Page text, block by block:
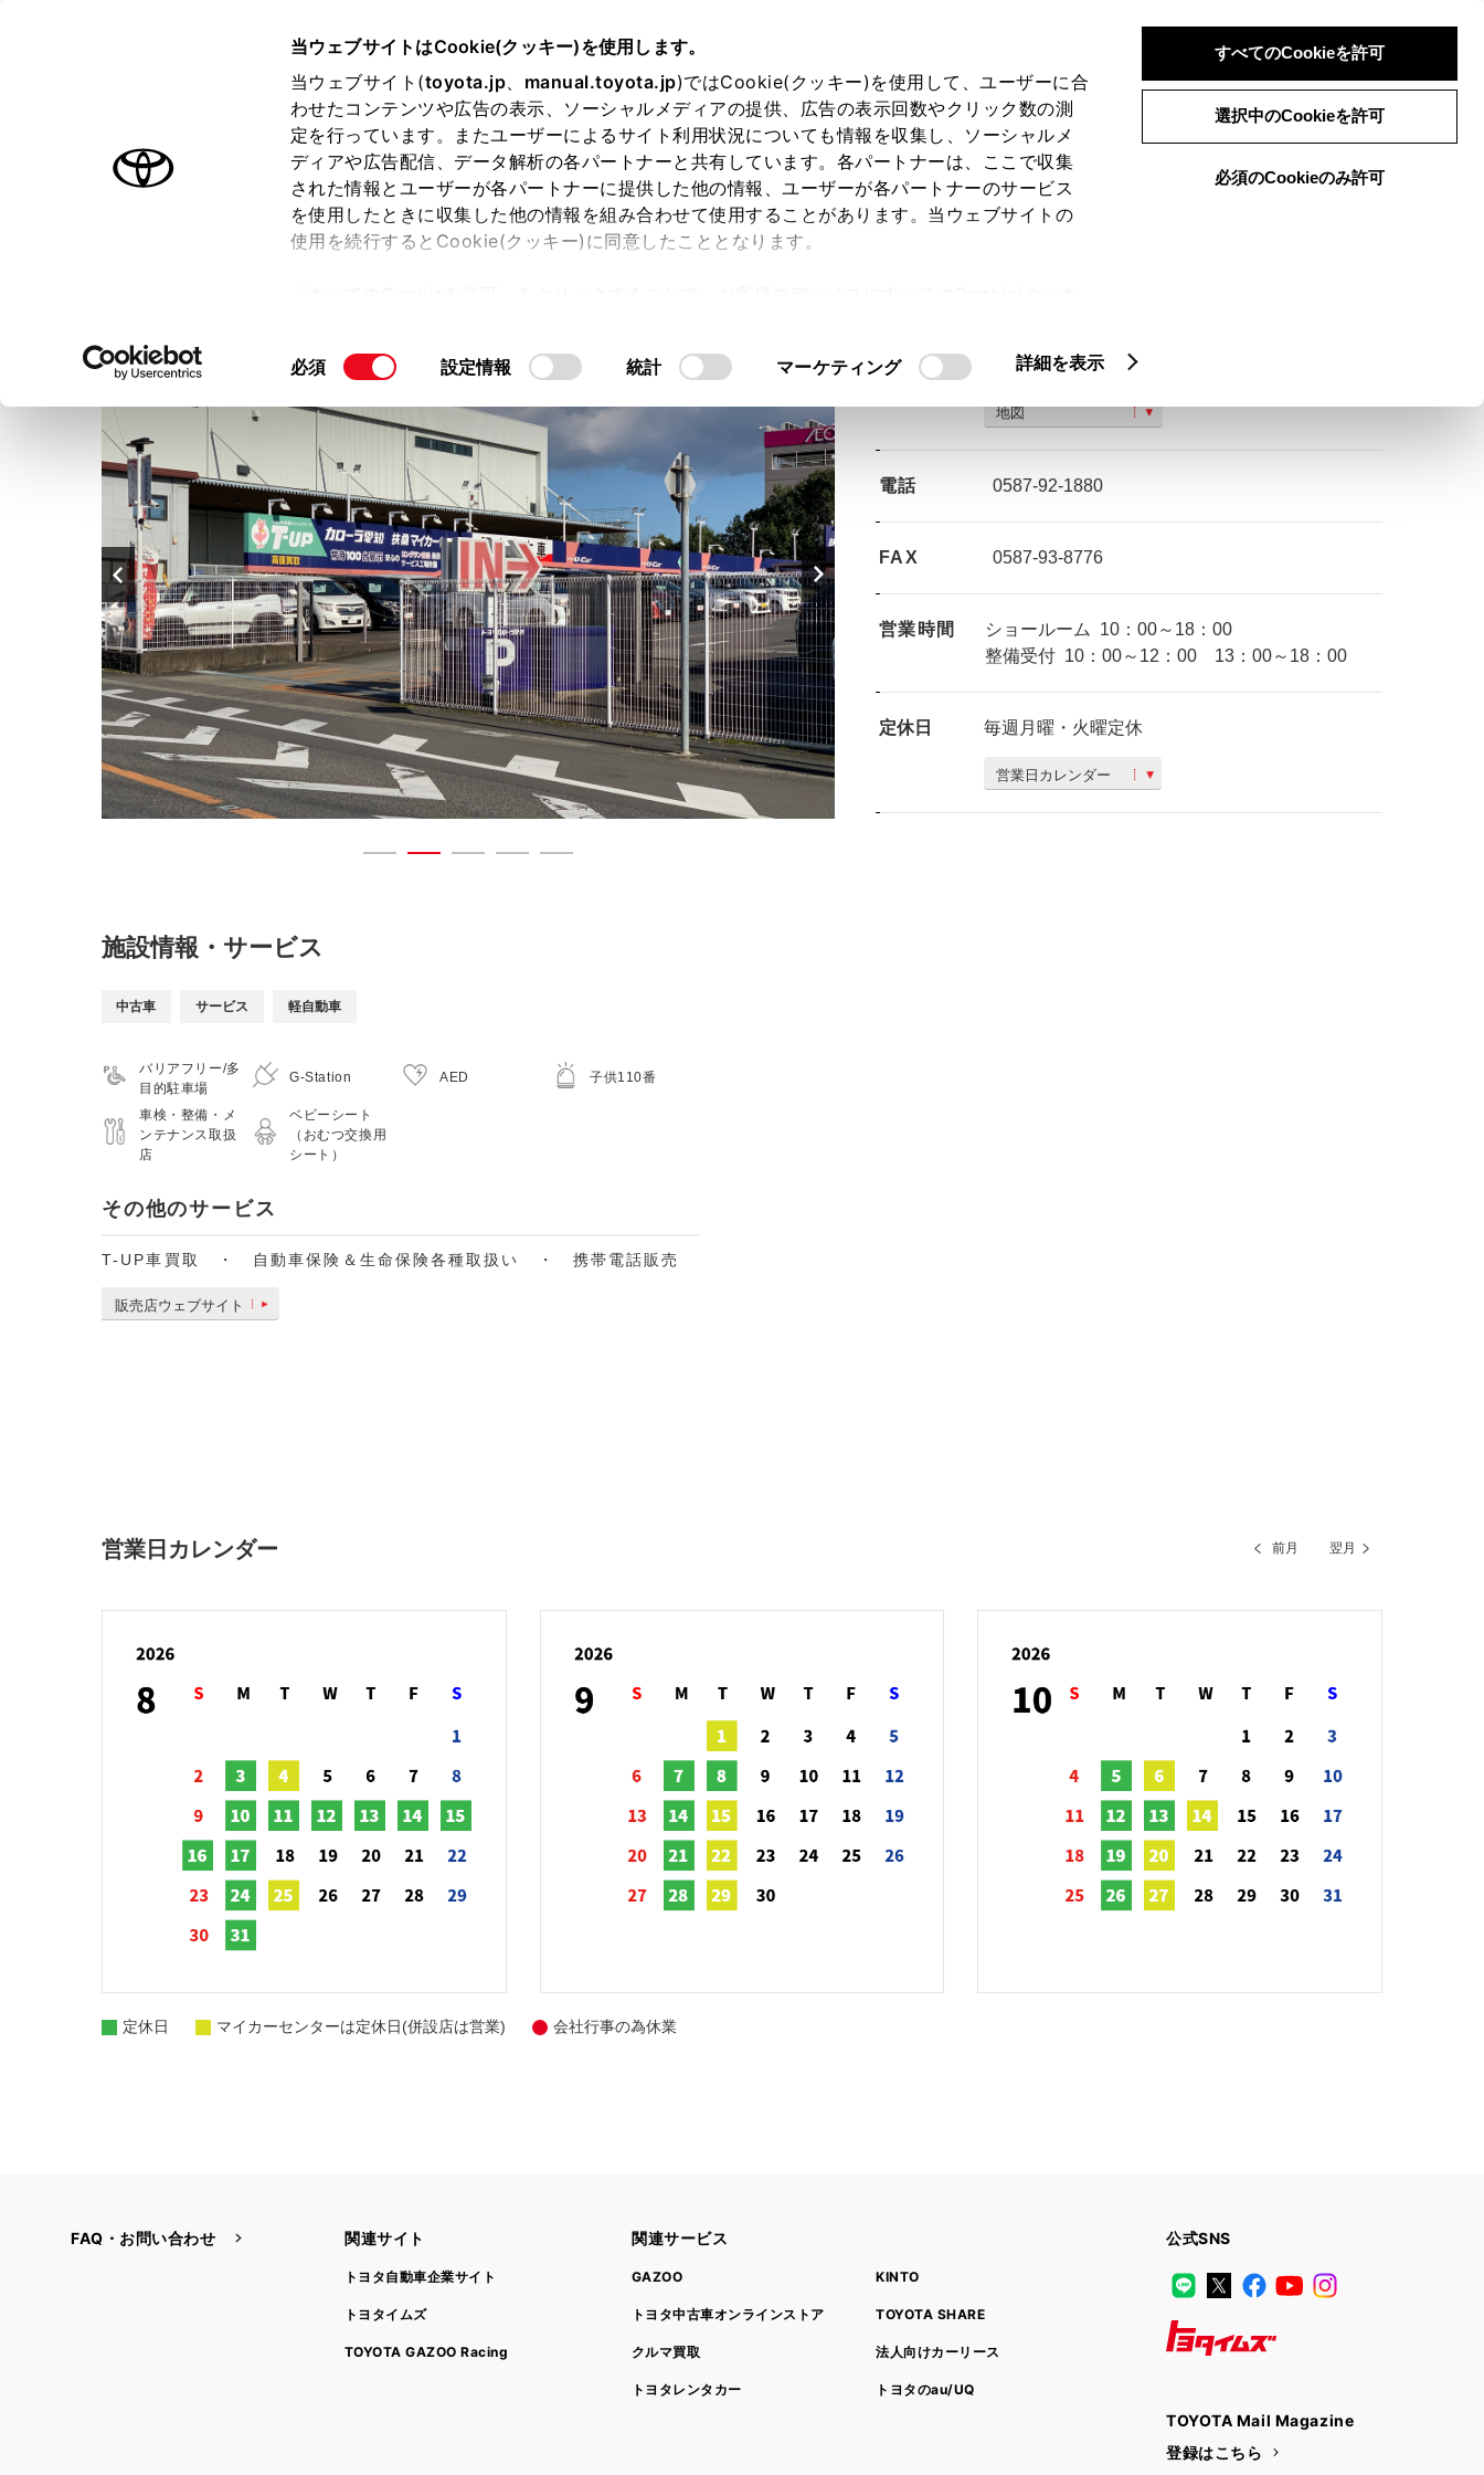
当ウェブサイトはCookie(クッキー)を使用します。
当ウェブサイト(toyota.jp、 manual.toyota.jp)ではCookie(クッキー)を使用して、ユーザーに合
わせたコンテンツや広告の表示、ソーシャルメディアの提供、広告の表示回数やクリック数の測
定を行っています。またユーザーによるサイト利用状況についても情報を収集し、ソーシャルメ
ディアや広告配信、データ解析の各パートナーと共有しています。各パートナーは、ここで収集
された情報とユーザーが各パートナーに提供した他の情報、ユーザーが各パートナーのサービス
を使用したときに収集した他の情報を組み合わせて使用することがあります。当ウェブサイトの
使用を続行するとCookie(クッキー)に同意したこととなります。
て」をご覧ください。
同
必須 設定情報 統計 マーケティング 詳細を表示
すべてのCookieを許可
選択中のCookieを許可
必須のCookieのみ許可
ログイン 検索 メニュー
オーナーサポート トピックス
店舗トップ ご購入相談
住所 丹羽郡扶桑町南山名高塚５−３
地図
電話 0587-92-1880
FAX 0587-93-8776
営業時間 ショールーム
10：00～18：00
整備受付 10：00～12：00 13：00～18：00
定休日 毎週月曜・火曜定休
営業日カレンダー
施設情報・サービス
中古車 サービス 軽自動車
バリアフリー/多
目的駐車場
G-Station AED 子供110番
車検・整備・メ
ンテナンス取扱
店
ベビーシート
（おむつ交換用
シート）
その他のサービス
T-UP車買取 ・ 自動車保険＆生命保険各種取扱い ・ 携帯電話販売
販売店ウェブサイト
営業日カレンダー 前月 翌月
定休日 マイカーセンターは定休日(併設店は営業) 会社行事の為休業
FAQ・お問い合わせ 関連サイト
トヨタ自動車企業サイト
トヨタイムズ
TOYOTA GAZOO Racing
関連サービス
GAZOO
トヨタ中古車オンラインストア
クルマ買取
トヨタレンタカー
KINTO
TOYOTA SHARE
法人向けカーリース
トヨタのau/UQ
公式SNS
LINE
X FacebookYouTube
TOYOTA Mail Magazine
登録はこちら